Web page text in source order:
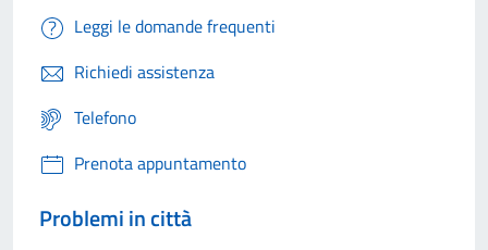
Leggi le domande frequenti
Richiedi assistenza
Telefono
Prenota appuntamento
Problemi in città